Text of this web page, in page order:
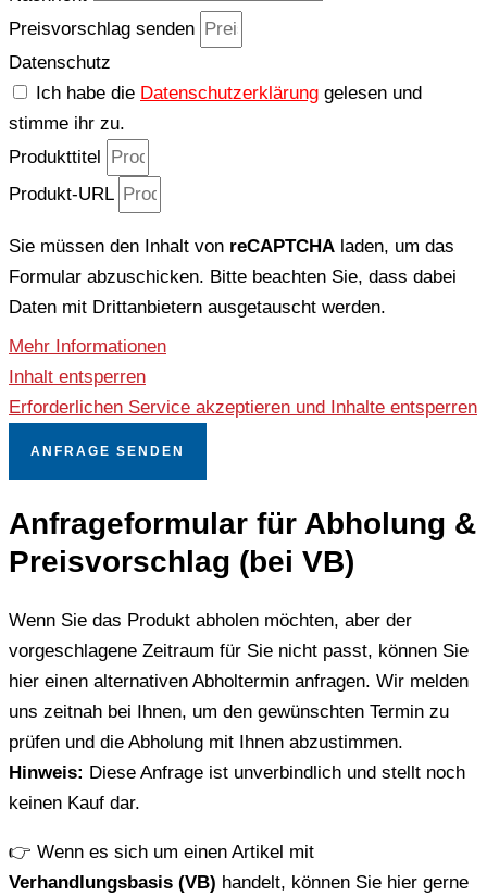
Preisvorschlag senden
Datenschutz
Ich habe die Datenschutzerklärung gelesen und
stimme ihr zu.
Produkttitel
Produkt-URL
Sie müssen den Inhalt von reCAPTCHA laden, um das
Formular abzuschicken. Bitte beachten Sie, dass dabei
Daten mit Drittanbietern ausgetauscht werden.
Mehr Informationen
Inhalt entsperren
Erforderlichen Service akzeptieren und Inhalte entsperren
ANFRAGE SENDEN
Anfrageformular für Abholung &
Preisvorschlag (bei VB)
Wenn Sie das Produkt abholen möchten, aber der
vorgeschlagene Zeitraum für Sie nicht passt, können Sie
hier einen alternativen Abholtermin anfragen. Wir melden
uns zeitnah bei Ihnen, um den gewünschten Termin zu
prüfen und die Abholung mit Ihnen abzustimmen.
Hinweis: Diese Anfrage ist unverbindlich und stellt noch
keinen Kauf dar.
👉 Wenn es sich um einen Artikel mit
Verhandlungsbasis (VB) handelt, können Sie hier gerne